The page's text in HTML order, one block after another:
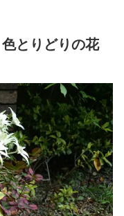
とりどりの花